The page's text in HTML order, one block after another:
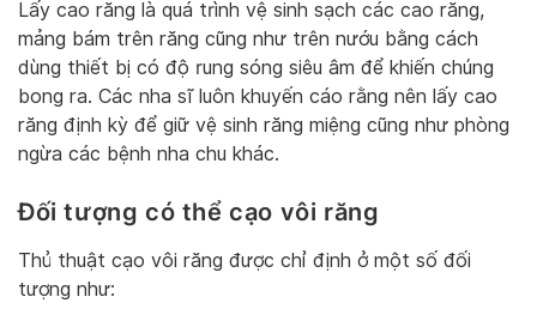
Lấy cao răng là quá trình vệ sinh sạch các cao răng,
mảng bám trên răng cũng như trên nướu bằng cách
dùng thiết bị có độ rung sóng siêu âm để khiến chúng
bong ra. Các nha sĩ luôn khuyến cáo rằng nên lấy cao
răng định kỳ để giữ vệ sinh răng miệng cũng như phòng
ngừa các bệnh nha chu khác.
Đối tượng có thể cạo vôi răng
Thủ thuật cạo vôi răng được chỉ định ở một số đối
tượng như: